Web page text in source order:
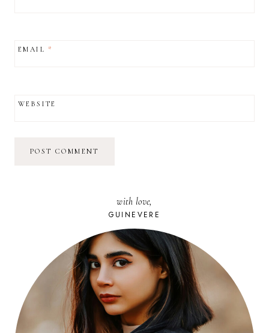
EMAIL*
WEBSITE
with love,
GUINEVERE